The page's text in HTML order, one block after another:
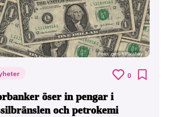
Foto:geralt/Pixabay
0
öser in pengar i
och petrokemi